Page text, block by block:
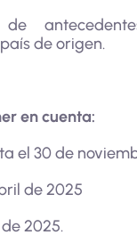
de origen.
en cuenta:
el 30 de
de 2025
2025.